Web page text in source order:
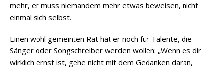
mehr, er muss niemandem mehr etwas beweisen, nicht
einmal sich selbst.
Einen wohl gemeinten Rat hat er noch für Talente, die
Sänger oder Songschreiber werden wollen: „Wenn es dir
wirklich ernst ist, gehe nicht mit dem Gedanken daran,